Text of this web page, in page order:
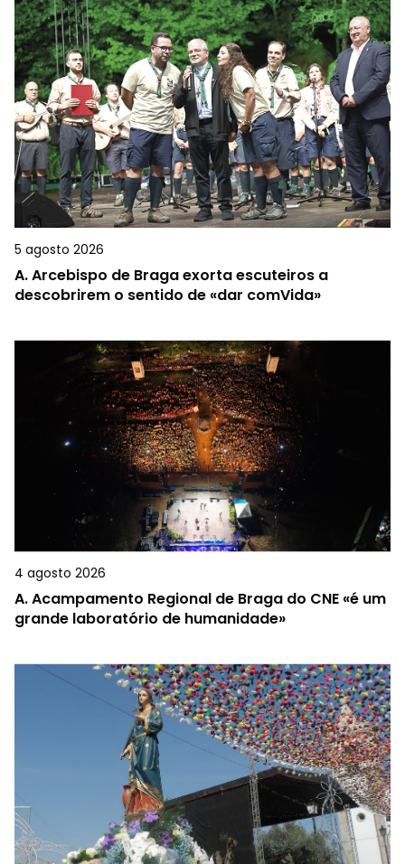
5 agosto 2026
A.Arcebispo de Braga exorta escuteiros a
descobrirem o sentido de «dar comVida»
4 agosto 2026
A.Acampamento Regional de Braga do CNE «é um
grande laboratório de humanidade»